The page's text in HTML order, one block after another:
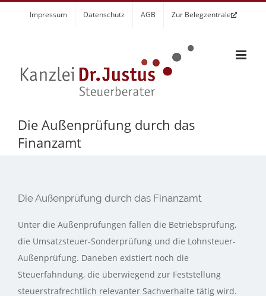
Impressum Datenschutz AGB Zur Belegzentrale
Die Außenprüfung durch das
Finanzamt
Die Außenprüfung durch das Finanzamt
Unter die Außenprüfungen fallen die Betriebsprüfung,
die Umsatzsteuer-Sonderprüfung und die Lohnsteuer-
Außenprüfung. Daneben existiert noch die
Steuerfahndung, die überwiegend zur Feststellung
steuerstrafrechtlich relevanter Sachverhalte tätig wird.